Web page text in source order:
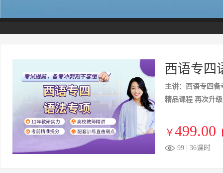
西语专四
主讲：西语专四备
精品课程 再次升
￥499.00
99 | 36课时